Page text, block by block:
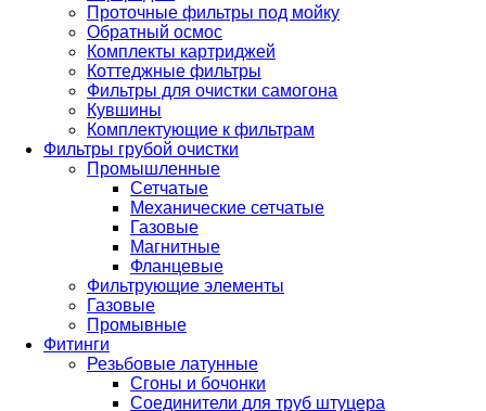
Проточные фильтры под мойку
Обратный осмос
Комплекты картриджей
Коттеджные фильтры
Фильтры для очистки самогона
Кувшины
Комплектующие к фильтрам
Фильтры грубой очистки
Промышленные
Сетчатые
Механические сетчатые
Газовые
Магнитные
Фланцевые
Фильтрующие элементы
Газовые
Промывные
Фитинги
Резьбовые латунные
Сгоны и бочонки
Соединители для труб штуцера